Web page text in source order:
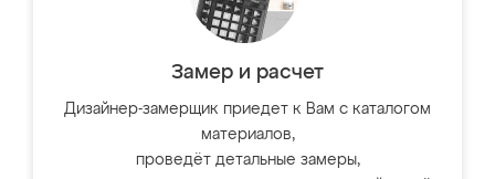
Замер и расчет
Дизайнер-замерщик приедет к Вам с каталогом
материалов,
проведёт детальные замеры,